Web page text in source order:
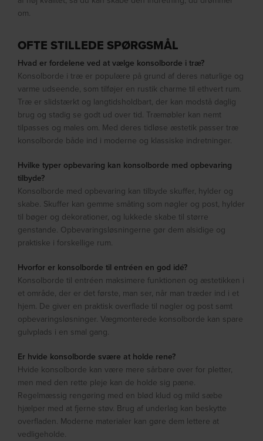
om.
OFTE STILLEDE SPØRGSMÅL
Hvad er fordelene ved at vælge konsolborde i træ?
Konsolborde i træ er populære på grund af deres naturlige og
varme udseende, som tilføjer en rustik charme til ethvert rum.
Træ er slidstærkt og langtidsholdbart, der kan modstå daglig
brug og stadig se godt ud over tid. Træmøbler kan nemt
tilpasses og males om. Med deres tidløse æstetik passer træ
konsolborde både ind i moderne og klassiske indretninger.
Hvilke typer opbevaring kan konsolborde med opbevaring
tilbyde?
Konsolborde med opbevaring kan tilbyde skuffer, hylder og
skabe. Skuffer kan gemme småting som nøgler og post, hylder
til bøger og dekorationer, og lukkede skabe til større
genstande. Opbevaringsløsningerne gør dem alsidige og
praktiske i forskellige rum.
Hvorfor er konsolborde til entréen en god idé?
Konsolborde til entréen maksimere funktionen og æstetikken i
et område, der er det første, man ser, når man træder ind i et
hjem. De giver en praktisk overflade til nøgler og post samt
opbevaringsløsninger. Vægmonterede konsolborde kan spare
gulvplads i en smal gang.
Er hvide konsolborde svære at holde rene?
Hvide konsolborde kan være mere sårbare over for pletter,
men med den rette pleje kan de holde sig pæne.
Regelmæssig rengøring med en blød klud og mild sæbe
hjælper med at fjerne støv. Brug af underlag kan beskytte
overfladen. Moderne materialer kan gøre dem lettere at
vedligeholde.